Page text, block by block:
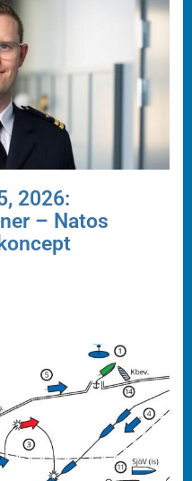
2026:
– Natos